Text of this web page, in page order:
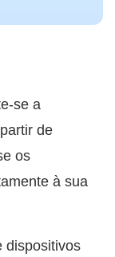
se a
de
os
à sua
dispositivos